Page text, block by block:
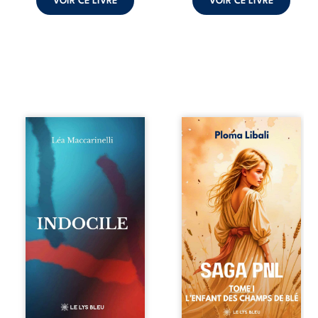
Quatre parties.
Quatre refus.
Quatre visages
d’une existence en
friction. Entre les
silences qu’on ne
déchiffre pas, les
amours qu’on
dérange, les corps
qu’on administre
et les liens qu’on
sabote, cet
ouvrage parle à
vivent trop fort,
trop vrai, trop tôt.
Autrefois, les
champs d’Atlantis
vibraient sous le
vent et les enfants
couraient dans les
blés. Puis la
couronne plia le
genou, livrant son
peuple à l’ombre
d’Ivorny. À Atove,
Luwel aurait pu
disparaître dans
les ruines de son
destin ; pourtant,
sous les pierres
d’un temple